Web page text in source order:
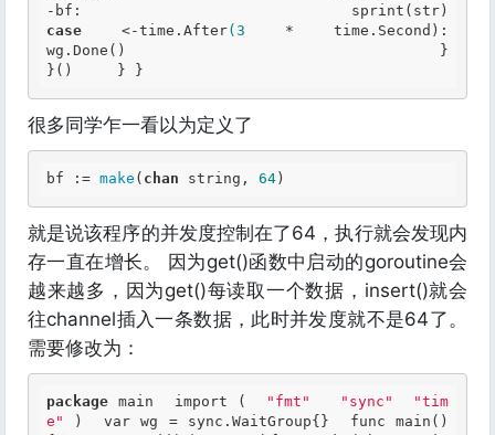
case <-time.After(3 * time.Second):
wg.Done() 			}
}() 	} }
很多同学乍一看以为定义了
bf := make ( chan string , 64 )
就是说该程序的并发度控制在了64，执行就会发现内
存一直在增长。 因为get()函数中启动的goroutine会
越来越多，因为get()每读取一个数据，insert()就会
往channel插入一条数据，此时并发度就不是64了。
需要修改为：
package "fmt" "sync"
"tim
e"
)  var wg = sync.WaitGroup{}  func main()